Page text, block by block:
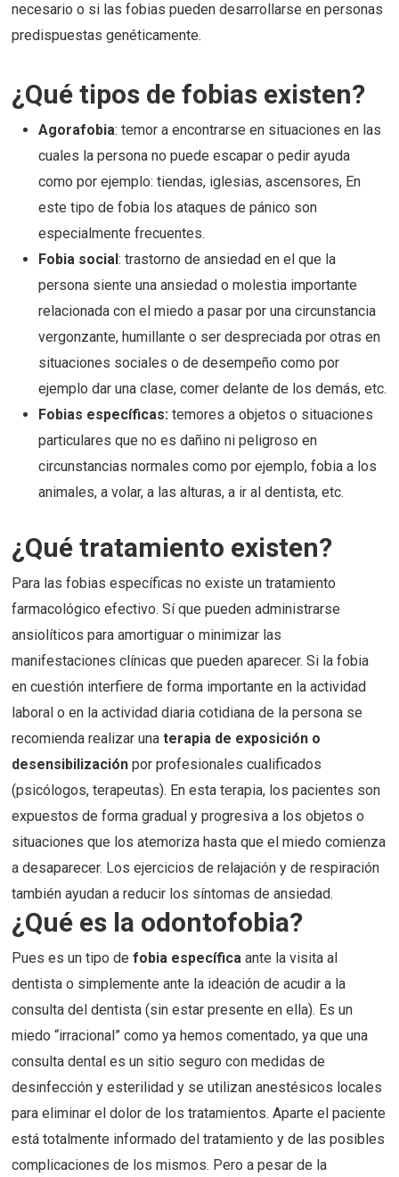
necesario o si las fobias pueden desarrollarse en personas
predispuestas genéticamente.
¿Qué tipos de fobias existen?
Agorafobia: temor a encontrarse en situaciones en las
cuales la persona no puede escapar o pedir ayuda
como por ejemplo: tiendas, iglesias, ascensores, En
este tipo de fobia los ataques de pánico son
especialmente frecuentes.
Fobia social: trastorno de ansiedad en el que la
persona siente una ansiedad o molestia importante
relacionada con el miedo a pasar por una circunstancia
vergonzante, humillante o ser despreciada por otras en
situaciones sociales o de desempeño como por
ejemplo dar una clase, comer delante de los demás, etc.
Fobias específicas:temores a objetos o situaciones
particulares que no es dañino ni peligroso en
circunstancias normales como por ejemplo, fobia a los
animales, a volar, a las alturas, a ir al dentista, etc.
¿Qué tratamiento existen?
Para las fobias específicas no existe un tratamiento
farmacológico efectivo. Sí que pueden administrarse
ansiolíticos para amortiguar o minimizar las
manifestaciones clínicas que pueden aparecer. Si la fobia
en cuestión interfiere de forma importante en la actividad
laboral o en la actividad diaria cotidiana de la persona se
recomienda realizar unaterapia de exposición o
desensibilizaciónpor profesionales cualificados
(psicólogos, terapeutas). En esta terapia, los pacientes son
expuestos de forma gradual y progresiva a los objetos o
situaciones que los atemoriza hasta que el miedo comienza
a desaparecer. Los ejercicios de relajación y de respiración
también ayudan a reducir los síntomas de ansiedad.
¿Qué es la odontofobia?
Pues es un tipo defobia específicaante la visita al
dentista o simplemente ante la ideación de acudir a la
consulta del dentista (sin estar presente en ella). Es un
miedo “irracional” como ya hemos comentado, ya que una
consulta dental es un sitio seguro con medidas de
desinfección y esterilidad y se utilizan anestésicos locales
para eliminar el dolor de los tratamientos. Aparte el paciente
está totalmente informado del tratamiento y de las posibles
complicaciones de los mismos. Pero a pesar de la